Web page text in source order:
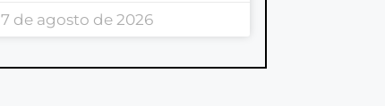
7 de agosto de 2026